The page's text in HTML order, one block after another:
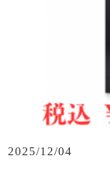
2025/12/04